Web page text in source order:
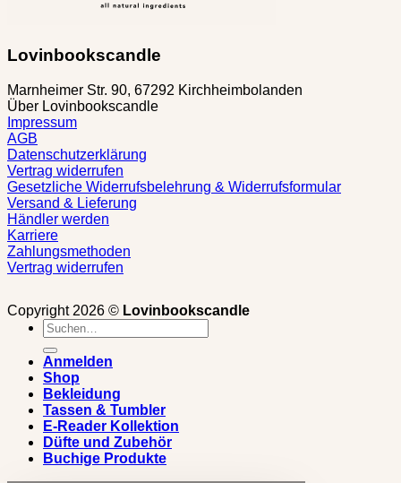
Lovinbookscandle
Marnheimer Str. 90, 67292 Kirchheimbolanden
Über Lovinbookscandle
Impressum
AGB
Datenschutzerklärung
Vertrag widerrufen
Gesetzliche Widerrufsbelehrung & Widerrufsformular
Versand & Lieferung
Händler werden
Karriere
Zahlungsmethoden
Vertrag widerrufen
Copyright 2026 © Lovinbookscandle
Suchen
nach:
Anmelden
Shop
Bekleidung
Tassen & Tumbler
E-Reader Kollektion
Düfte und Zubehör
Buchige Produkte